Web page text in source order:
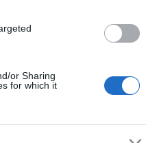
or Sharing
for which it